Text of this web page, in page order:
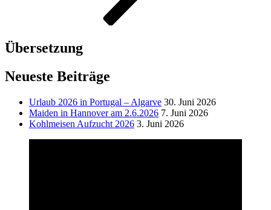
Übersetzung
Neueste Beiträge
Urlaub 2026 in Portugal – Algarve 30. Juni 2026
Maiden in Hannover am 2.6.2026 7. Juni 2026
Kohlmeisen Aufzucht 2026 3. Juni 2026